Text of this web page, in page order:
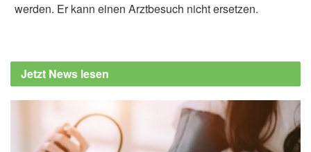
werden. Er kann einen Arztbesuch nicht ersetzen.
Jetzt News lesen